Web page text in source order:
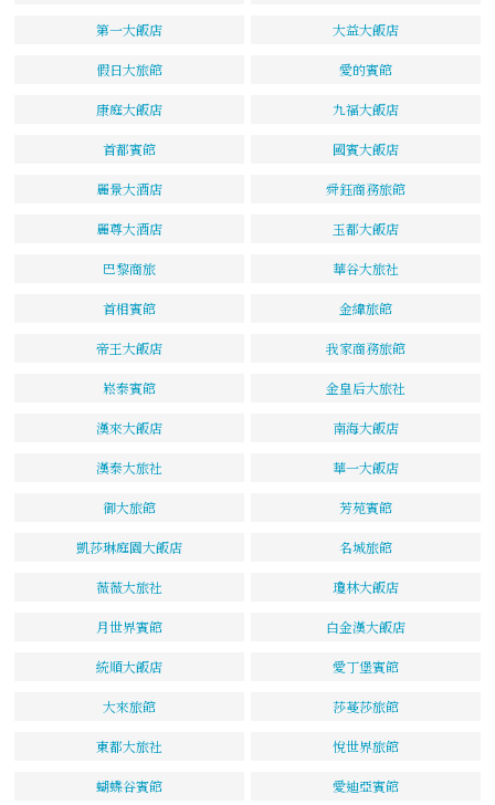
第一大飯店 大益大飯店
假日大旅館 愛的賓館
康庭大飯店 九福大飯店
首都賓館 國賓大飯店
麗景大酒店 舜鈺商務旅館
麗尊大酒店 玉都大飯店
巴黎商旅 華谷大旅社
首相賓館 金緯旅館
帝王大飯店 我家商務旅館
崧泰賓館 金皇后大旅社
漢來大飯店 南海大飯店
漢泰大旅社 華一大飯店
御大旅館 芳苑賓館
凱莎琳庭園大飯店 名城旅館
薇薇大旅社 瓊林大飯店
月世界賓館 白金漢大飯店
統順大飯店 愛丁堡賓館
大來旅館 莎蔓莎旅館
東都大旅社 悅世界旅館
蝴蝶谷賓館 愛迪亞賓館